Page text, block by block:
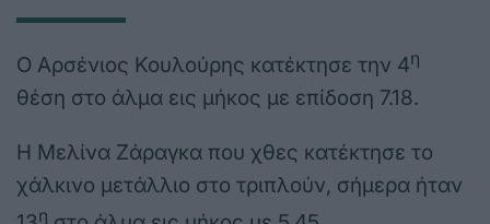
Ο Αρσένιος Κουλούρης κατέκτησε την 4η
θέση στο άλμα εις μήκος με επίδοση 7.18.
Η Μελίνα Ζάραγκα που χθες κατέκτησε το
χάλκινο μετάλλιο στο τριπλούν, σήμερα ήταν
η